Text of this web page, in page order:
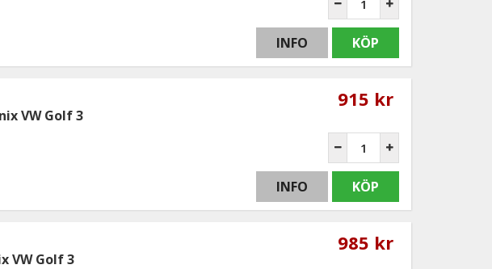
INFO KÖP
VW Golf 3
915 kr
INFO KÖP
VW Golf 3
985 kr